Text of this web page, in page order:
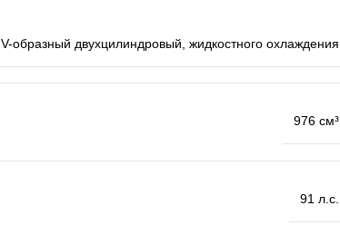
V-образный двухцилиндровый, жидкостного охлаждения
976 см³
91 л.с.